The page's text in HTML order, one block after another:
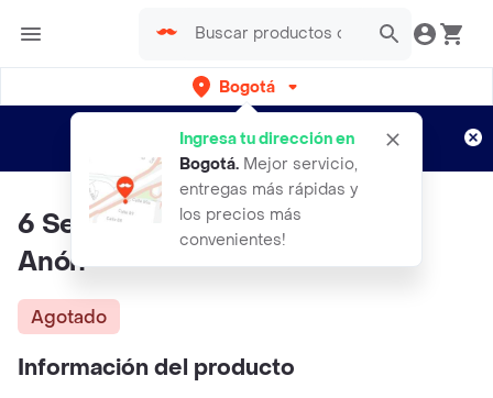
Bogotá
Ingresa tu dirección en
Bogotá. Mejor servicio,
entregas más rápidas y
los precios más
convenientes!
envíos gratis por semanas
Aplican TyC
6 Semillas Orgánicas De Fruta
Anón
Agotado
Información del producto